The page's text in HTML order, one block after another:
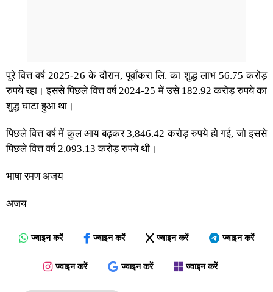
पूरे वित्त वर्ष 2025-26 के दौरान, पूर्वांकरा लि. का शुद्ध लाभ 56.75 करोड़
रुपये रहा। इससे पिछले वित्त वर्ष 2024-25 में उसे 182.92 करोड़ रुपये का
शुद्ध घाटा हुआ था।
पिछले वित्त वर्ष में कुल आय बढ़कर 3,846.42 करोड़ रुपये हो गई, जो इससे
पिछले वित्त वर्ष 2,093.13 करोड़ रुपये थी।
भाषा रमण अजय
अजय
ज्वाइन करें ज्वाइन करें ज्वाइन करें ज्वाइन करें
ज्वाइन करें ज्वाइन करें ज्वाइन करें